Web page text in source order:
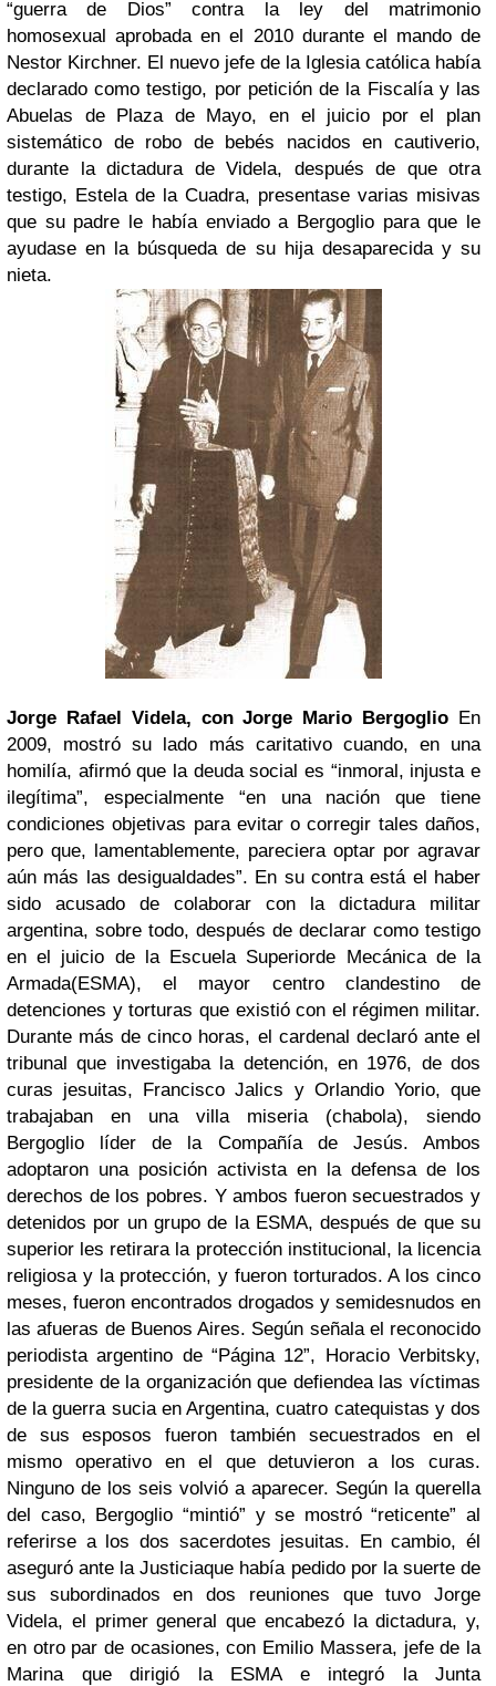
“guerra de Dios” contra la ley del matrimonio
homosexual aprobada en el 2010 durante el mando de
Nestor Kirchner. El nuevo jefe de la Iglesia católica había
declarado como testigo, por petición de la Fiscalía y las
Abuelas de Plaza de Mayo, en el juicio por el plan
sistemático de robo de bebés nacidos en cautiverio,
durante la dictadura de Videla, después de que otra
testigo, Estela de la Cuadra, presentase varias misivas
que su padre le había enviado a Bergoglio para que le
ayudase en la búsqueda de su hija desaparecida y su
nieta.
Jorge Rafael Videla, con Jorge Mario Bergoglio En
2009, mostró su lado más caritativo cuando, en una
homilía, afirmó que la deuda social es “inmoral, injusta e
ilegítima”, especialmente “en una nación que tiene
condiciones objetivas para evitar o corregir tales daños,
pero que, lamentablemente, pareciera optar por agravar
aún más las desigualdades”. En su contra está el haber
sido acusado de colaborar con la dictadura militar
argentina, sobre todo, después de declarar como testigo
en el juicio de la Escuela Superiorde Mecánica de la
Armada(ESMA),el mayor centro clandestino de
detenciones y torturas que existió con el régimen militar.
Durante más de cinco horas, el cardenal declaró ante el
tribunal que investigaba la detención, en 1976, de dos
curas jesuitas, Francisco Jalics y Orlandio Yorio, que
trabajaban en una villa miseria (chabola), siendo
Bergoglio líder de la Compañía de Jesús. Ambos
adoptaron una posición activista en la defensa de los
derechos de los pobres. Y ambos fueron secuestrados y
detenidos por un grupo de la ESMA, después de que su
superior les retirara la protección institucional, la licencia
religiosa y la protección, y fueron torturados.A los cinco
meses, fueron encontrados drogados y semidesnudos en
las afueras de Buenos Aires. Según señala el reconocido
periodista argentino de “Página 12”, Horacio Verbitsky,
presidente de la organización que defiendea las víctimas
de la guerra sucia en Argentina, cuatro catequistas y dos
de sus esposos fueron también secuestrados en el
mismo operativo en el que detuvieron a los curas.
Ninguno de los seis volvió a aparecer. Según la querella
del caso, Bergoglio “mintió” y se mostró “reticente” al
referirse a los dos sacerdotes jesuitas. En cambio, él
aseguró ante la Justiciaque había pedido por la suerte de
sus subordinados en dos reuniones que tuvo Jorge
Videla, el primer general que encabezó la dictadura, y,
en otro par de ocasiones, con Emilio Massera, jefe de la
Marina que dirigió la ESMA e integró la Junta